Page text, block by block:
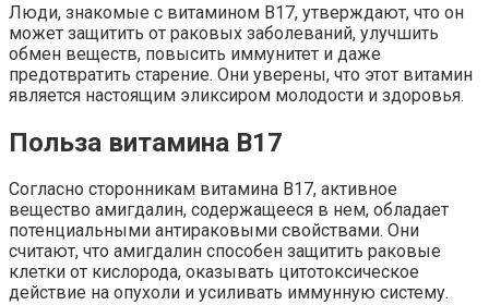
Люди, знакомые с витамином В17, утверждают, что он
может защитить от раковых заболеваний, улучшить
обмен веществ, повысить иммунитет и даже
предотвратить старение. Они уверены, что этот витамин
является настоящим эликсиром молодости и здоровья.
Польза витамина В17
Согласно сторонникам витамина В17, активное
вещество амигдалин, содержащееся в нем, обладает
потенциальными антираковыми свойствами. Они
считают, что амигдалин способен защитить раковые
клетки от кислорода, оказывать цитотоксическое
действие на опухоли и усиливать иммунную систему.